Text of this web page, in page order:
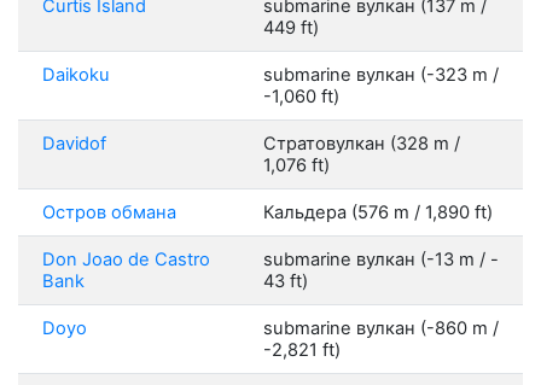
Curtis Island
submarine вулкан (137 m /
449 ft)
Daikoku
submarine вулкан (-323 m /
-1,060 ft)
Davidof
Стратовулкан (328 m /
1,076 ft)
Остров обмана Кальдера (576 m / 1,890 ft)
Don Joao de Castro
Bank
submarine вулкан (-13 m / -
43 ft)
Doyo
submarine вулкан (-860 m /
-2,821 ft)